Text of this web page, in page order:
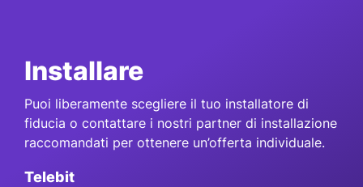
Installare
Puoi liberamente scegliere il tuo installatore di
fiducia o contattare i nostri partner di installazione
raccomandati per ottenere un’offerta individuale.
Telebit